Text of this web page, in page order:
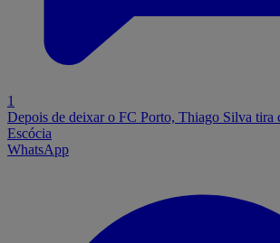
1
Depois de deixar o FC Porto, Thiago Silva tira
Escócia
WhatsApp